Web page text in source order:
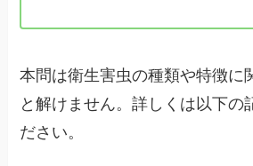
本問は衛生害虫の種類や特徴に
と解けません。詳しくは以下の
ださい。